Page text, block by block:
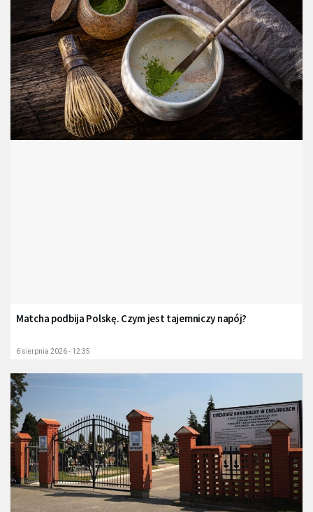
Matcha podbija Polskę. Czym jest tajemniczy napój?
6 sierpnia 2026 - 12:35